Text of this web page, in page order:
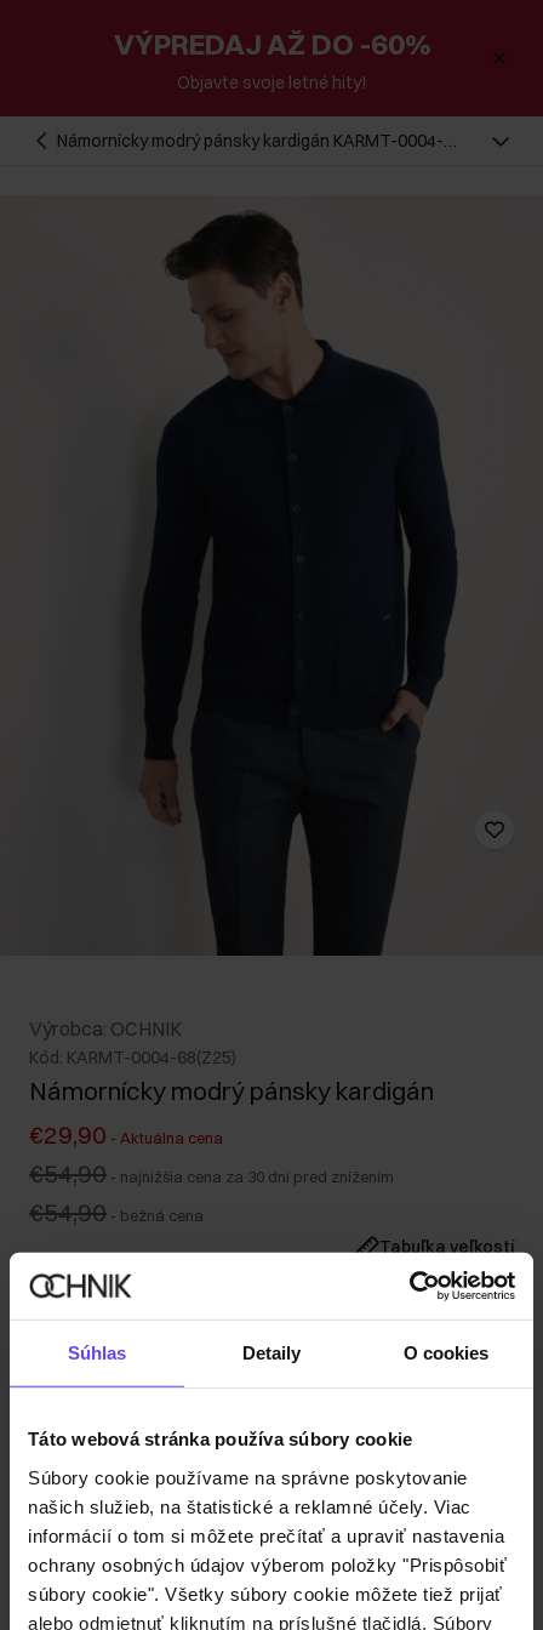
Súhlas Detaily O cookies
Táto webová stránka používa súbory cookie
Súbory cookie používame na správne poskytovanie
našich služieb, na štatistické a reklamné účely. Viac
informácií o tom si môžete prečítať a upraviť nastavenia
ochrany osobných údajov výberom položky "Prispôsobiť
súbory cookie". Všetky súbory cookie môžete tiež prijať
alebo odmietnuť kliknutím na príslušné tlačidlá. Súbory
VÝPREDAJ AŽ DO -60%
Objavte svoje letné hity!
Námornícky modrý pánsky kardigán KARMT-0004-
Výrobca: OCHNIK
Kód: KARMT-0004-68(Z25)
Námornícky modrý pánsky kardigán
€29,90 - Aktuálna cena
€54,90 - najnižšia cena za 30 dní pred znížením
€54,90 - bežná cena
Tabuľka veľkostí
Vyberte veľkosť
Odoslanie do 1 pracovného dňa
Detaily
Zloženie